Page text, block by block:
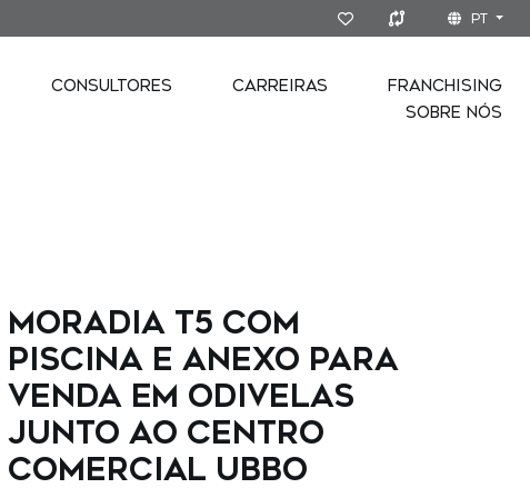
PT
CONSULTORES CARREIRAS
FRANCHISING
SOBRE NÓS
Moradia T5 com
piscina e anexo para
venda em Odivelas
junto ao Centro
Comercial UBBO